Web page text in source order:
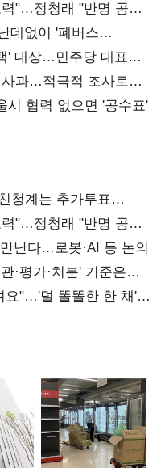
"…정청래 "반명 공세
데없이 '폐버스
' 대상…민주당 대표로
과…적극적 조사로
시 협력 없으면 '공수표'
청계는 추가투표
"…정청래 "반명 공세
난다…로봇·AI 등 논의
·평가·처분' 기준은
요"…'덜 똘똘한 한 채'